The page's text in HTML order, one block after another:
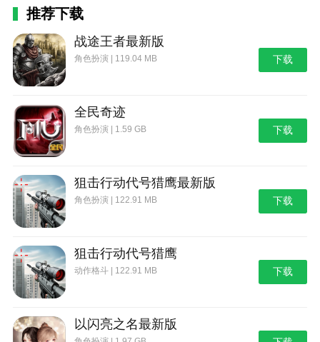
推荐下载
战途王者最新版
角色扮演 | 119.04 MB 下载
全民奇迹
角色扮演 | 1.59 GB 下载
狙击行动代号猎鹰最新版
角色扮演 | 122.91 MB 下载
狙击行动代号猎鹰
动作格斗 | 122.91 MB 下载
以闪亮之名最新版